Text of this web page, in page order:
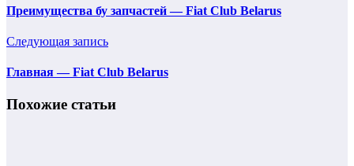
Преимущества бу запчастей — Fiat Club Belarus
Следующая запись
Главная — Fiat Club Belarus
Похожие статьи